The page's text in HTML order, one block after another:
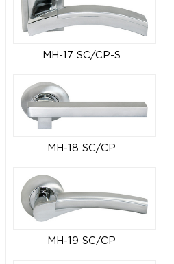
MH-17 SC/CP-S
MH-18 SC/CP
MH-19 SC/CP